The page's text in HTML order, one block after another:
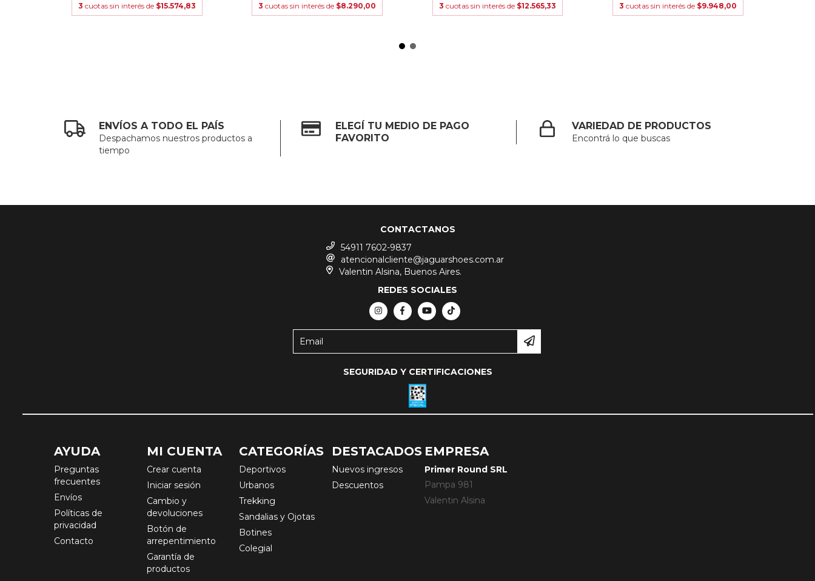
3 cuotas sin interés de $15.574,83 3 cuotas sin interés de $8.290,00 3 cuotas sin interés de $12.565,33 3 cuotas sin interés de $9.948,00
ENVÍOS A TODO EL PAÍS
Despachamos nuestros productos a
tiempo
ELEGÍ TU MEDIO DE PAGO
FAVORITO
VARIEDAD DE PRODUCTOS
Encontrá lo que buscas
CONTACTANOS
54911 7602-9837
atencionalcliente@jaguarshoes.com.ar
Valentin Alsina, Buenos Aires.
REDES SOCIALES
SEGURIDAD Y CERTIFICACIONES
AYUDA
Preguntas
frecuentes
Envíos
Políticas de
privacidad
Contacto
MI CUENTA
Crear cuenta
Iniciar sesión
Cambio y
devoluciones
Botón de
arrepentimiento
Garantía de
productos
CATEGORÍAS
Deportivos
Urbanos
Trekking
Sandalias y Ojotas
Botines
Colegial
DESTACADOS
Nuevos ingresos
Descuentos
EMPRESA
Primer Round SRL
Pampa 981
Valentin Alsina